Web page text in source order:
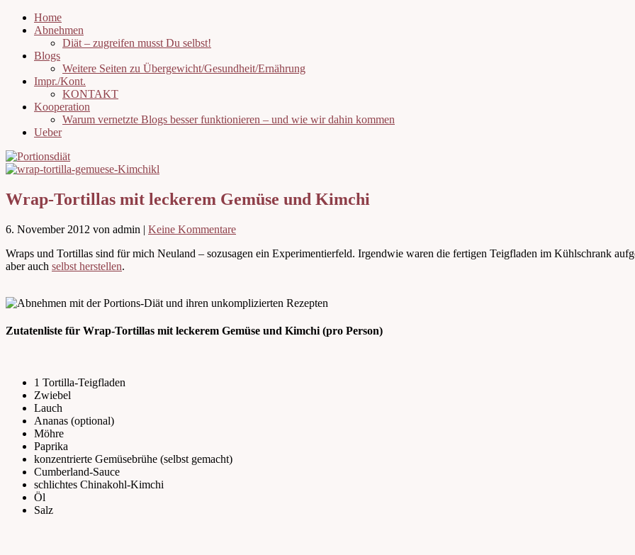
Home
Abnehmen
Diät – zugreifen musst Du selbst!
Blogs
Weitere Seiten zu Übergewicht/Gesundheit/Ernährung
Impr./Kont.
KONTAKT
Kooperation
Warum vernetzte Blogs besser funktionieren – und wie wir dahin kommen
Ueber
Wrap-Tortillas mit leckerem Gemüse und Kimchi
6. November 2012 von admin | Keine Kommentare
Wraps und Tortillas sind für mich Neuland – sozusagen ein Experimentierfeld. Irgendwie waren die fertigen Teigfladen im Kühlschrank
aber auch selbst herstellen.
Zutatenliste für Wrap-Tortillas mit leckerem Gemüse und Kimchi (pro Person)
1 Tortilla-Teigfladen
Zwiebel
Lauch
Ananas (optional)
Möhre
Paprika
konzentrierte Gemüsebrühe (selbst gemacht)
Cumberland-Sauce
schlichtes Chinakohl-Kimchi
Öl
Salz